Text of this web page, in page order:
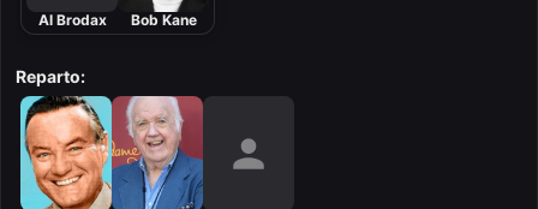
Al Brodax Bob Kane
Reparto: